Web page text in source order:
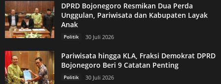
DPRD Bojonegoro Resmikan Dua Perda
Unggulan, Pariwisata dan Kabupaten Layak
Anak
Politik 30 Juli 2026
Pariwisata hingga KLA, Fraksi Demokrat DPRD
Bojonegoro Beri 9 Catatan Penting
Politik 30 Juli 2026